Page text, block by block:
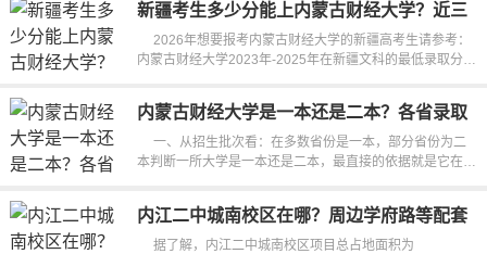
新疆考生多少分能上内蒙古财经大学？近三
年文科428分、理科368分
2026年想要报考内蒙古财经大学的新疆高考生请参考：
内蒙古财经大学2023年-2025年在新疆文科的最低录取分数
内蒙古财经大学是一本还是二本？各省录取
批次及分数线解析
一、从招生批次看：在多数省份是一本，部分省份为二
本判断一所大学是一本还是二本，最直接的依据就是它在各
内江二中城南校区在哪？周边学府路等配套
设施建设进度来啦
据了解，内江二中城南校区项目总占地面积为